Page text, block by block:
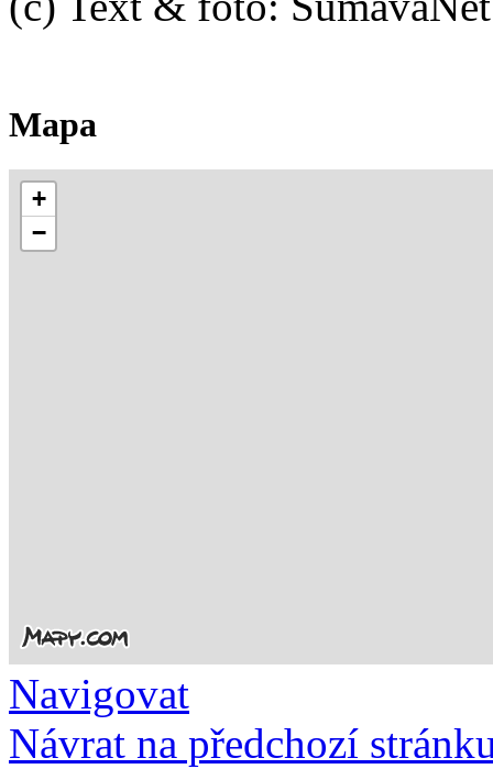
Mapa
Navigovat
Návrat na předchozí